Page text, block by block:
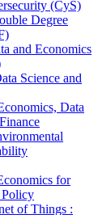
(CyS)
Degree
and Economics
Science and
Data
for
Policy
of Things :